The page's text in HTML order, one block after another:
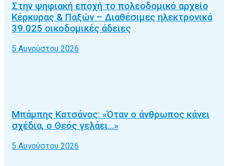
Στην ψηφιακή εποχή το πολεοδομικό αρχείο
Κέρκυρας & Παξών – Διαθέσιμες ηλεκτρονικά
39.025 οικοδομικές άδειες
5 Αυγούστου 2026
Μπάμπης Κατσάνος: «Όταν ο άνθρωπος κάνει
σχέδια, ο Θεός γελάει…»
5 Αυγούστου 2026